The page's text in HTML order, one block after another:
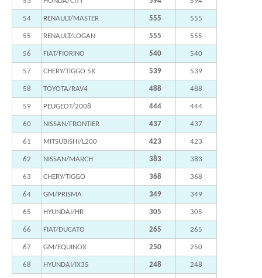
54 RENAULT/MASTER 555 555
55 RENAULT/LOGAN 555 555
56 FIAT/FIORINO 540 540
57 CHERY/TIGGO 5X 539 539
58 TOYOTA/RAV4 488 488
59 PEUGEOT/2008 444 444
60 NISSAN/FRONTIER 437 437
61 MITSUBISHI/L200 423 423
62 NISSAN/MARCH 383 383
63 CHERY/TIGGO 368 368
64 GM/PRISMA 349 349
65 HYUNDAI/HR 305 305
66 FIAT/DUCATO 265 265
67 GM/EQUINOX 250 250
68 HYUNDAI/IX35 248 248